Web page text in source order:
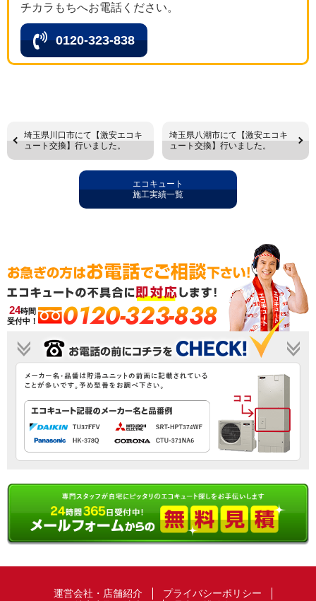
チカラもちへお電話ください。
0120-323-838
埼玉県川口市にて【激安エコキ
ュート交換】行いました。
埼玉県八潮市にて【激安エコキ
ュート交換】行いました。
エコキュート
施工実績一覧
24時間
受付中！
0120-323-838
運営会社・店舗紹介
プライバシーポリシー